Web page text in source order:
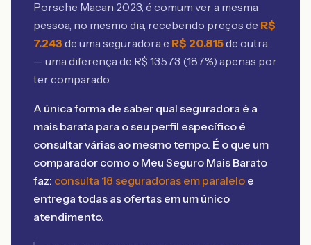
Porsche Macan 2023, é comum ver a mesma
pessoa, no mesmo dia, recebendo preços de R$
7.243 de uma seguradora e R$ 20.815de outra
— uma diferença de R$ 13.573 (187%) apenas por
ter comparado.
A única forma de saber qual seguradora é a
mais barata para o seu perfil específico é
consultar várias ao mesmo tempo. É o que um
comparador como o Meu Seguro Mais Barato
faz: consulta 18 seguradoras em paralelo e
entrega todas as ofertas em um único
atendimento.